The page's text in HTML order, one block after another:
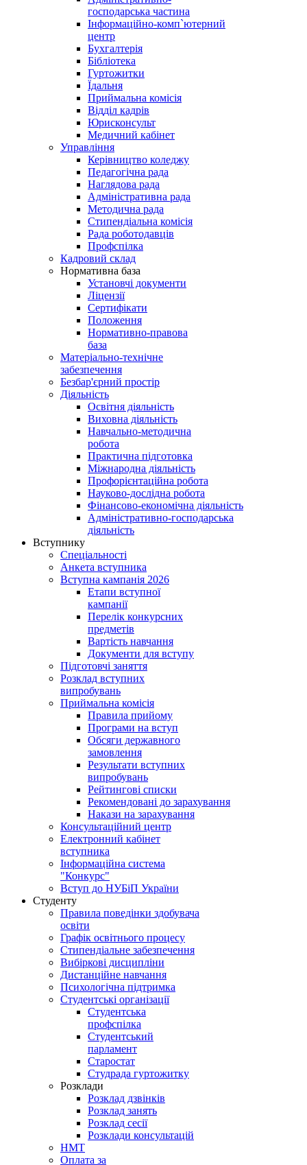
господарська частина
Інформаційно-комп`ютерний
центр
Бухгалтерія
Бібліотека
Гуртожитки
Їдальня
Приймальна комісія
Відділ кадрів
Юрисконсульт
Медичний кабінет
Управління
Керівництво коледжу
Педагогічна рада
Наглядова рада
Адміністративна рада
Методична рада
Стипендіальна комісія
Рада роботодавців
Профспілка
Кадровий склад
Нормативна база
Установчі документи
Ліцензії
Сертифікати
Положення
Нормативно-правова
база
Матеріально-технічне
забезпечення
Безбар'єрний простір
Діяльність
Освітня діяльність
Виховна діяльність
Навчально-методична
робота
Практична підготовка
Міжнародна діяльність
Профорієнтаційна робота
Науково-дослідна робота
Фінансово-економічна діяльність
Адміністративно-господарська
діяльність
Вступнику
Спеціальності
Анкета вступника
Вступна кампанія 2026
Етапи вступної
кампанії
Перелік конкурсних
предметів
Вартість навчання
Документи для вступу
Підготовчі заняття
Розклад вступних
випробувань
Приймальна комісія
Правила прийому
Програми на вступ
Обсяги державного
замовлення
Результати вступних
випробувань
Рейтингові списки
Рекомендовані до зарахування
Накази на зарахування
Консультаційний центр
Електронний кабінет
вступника
Інформаційна система
"Конкурс"
Вступ до НУБіП України
Студенту
Правила поведінки здобувача
освіти
Графік освітнього процесу
Стипендіальне забезпечення
Вибіркові дисципліни
Дистанційне навчання
Психологічна підтримка
Студентські організації
Студентська
профспілка
Студентський
парламент
Старостат
Студрада гуртожитку
Розклади
Розклад дзвінків
Розклад занять
Розклад сесії
Розклади консультацій
НМТ
Оплата за